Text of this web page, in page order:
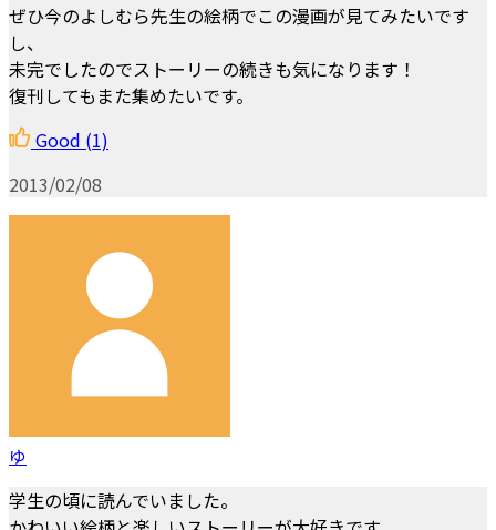
ぜひ今のよしむら先生の絵柄でこの漫画が見てみたいです
し、
未完でしたのでストーリーの続きも気になります！
復刊してもまた集めたいです。
Good (1)
2013/02/08
ゆ
学生の頃に読んでいました。